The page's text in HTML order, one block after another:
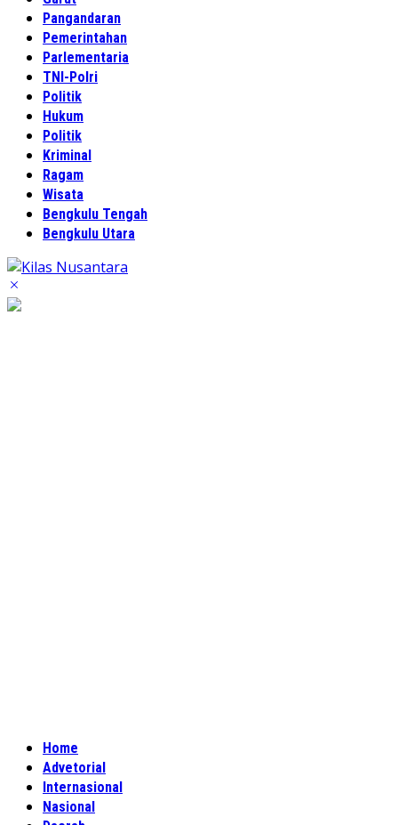
Pangandaran
Pemerintahan
Parlementaria
TNI-Polri
Politik
Hukum
Politik
Kriminal
Ragam
Wisata
Bengkulu Tengah
Bengkulu Utara
Home
Advetorial
Internasional
Nasional